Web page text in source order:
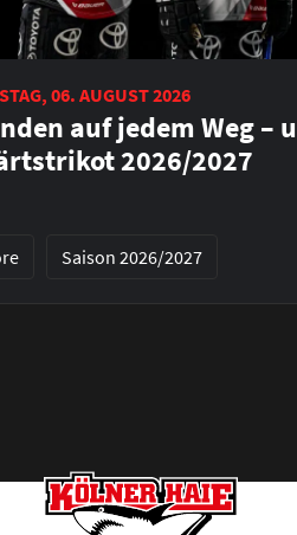
06. AUGUST 2026
auf jedem Weg –
2026/2027
Saison 2026/2027